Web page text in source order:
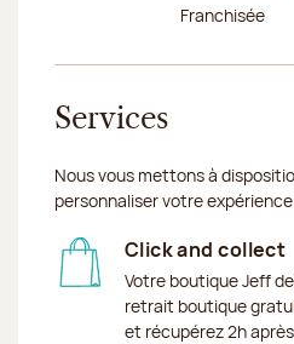
Franchisée
Services
Nous vous mettons à
personnaliser votre
Click and collect
Votre boutique Jeff
retrait boutique
et récupérez 2h